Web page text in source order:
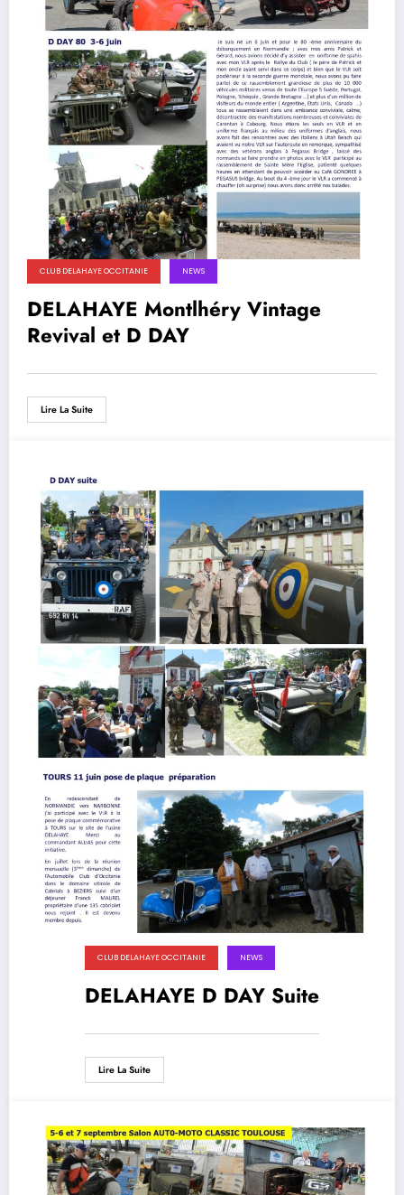
CLUB DELAHAYE OCCITANIE NEWS
DELAHAYE Montlhéry Vintage
Revival et D DAY
Lire La Suite
CLUB DELAHAYE OCCITANIE NEWS
DELAHAYE D DAY Suite
Lire La Suite